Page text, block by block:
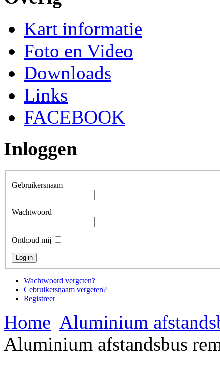
Kart informatie
Foto en Video
Downloads
Links
FACEBOOK
Inloggen
Gebruikersnaam
Wachtwoord
Onthoud mij
Wachtwoord vergeten?
Gebruikersnaam vergeten?
Registreer
Home Aluminium
Aluminium afstandsbus